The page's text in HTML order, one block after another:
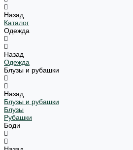
Назад
Каталог
Одежда
Назад
Одежда
Блузы и рубашки
Назад
Блузы и рубашки
Блузы
Рубашки
Боди